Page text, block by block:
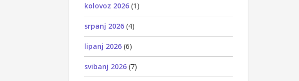
kolovoz 2026 (1)
srpanj 2026 (4)
lipanj 2026 (6)
svibanj 2026 (7)